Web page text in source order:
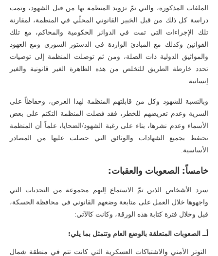
الملفات المذكورة، والتي تمّ تزويد المنظمة بها من قبل الشهود، وتمت
دراسة كل ذلك من قبل الخبير القانوني المحلّي في المنظمة، لمقارنة
تلك الإجراءات التي تمت في الدوائر الحكومية والمحاكم، مع تلك
القوانين وكذلك مع المبادئ الواردة في الدستور السوري ومع العهود
والمواثيق الدولية ذات الصلة، ومن ثم توصلت المنظمة إلى توصيات
تحدد خارطة الطريق للتخلص من هذه الظاهرة الغير قانونية والغير
إنسانية.
وبالنسبة للشهود وكل من قابلتهم المنظمة لهذا الغرض، وحفاظاً على
السرية وعدم تعريضهم للخطر، فقد فضلت المنظمة التكتم على بعض
الأسماء وعدم نشرها، بناء على رغبة الشهود/الضحايا، علماً أن المنظمة
تحتفظ بجميع الشهادات والوثائق التي حصلت عليها من المصادر
الأساسية.
خامساً: الصعوبات والعقبات:
سرد الأشخاص الذين تمّ الاستماع إليهم مجموعة من التحديات التي
واجهوها خلال العمل على متابعة وضعهم القانوني في محافظة الحسكة،
قبل وخلال فترة كتابة هذه الورقة، وكانت كالآتي:
أــ الصعوبات المتعلقة بالوضع العام وتتمثل بما يلي:
التوتر الأمني والاشتباكات العسكرية التي كانت تتم في منطقة شمال